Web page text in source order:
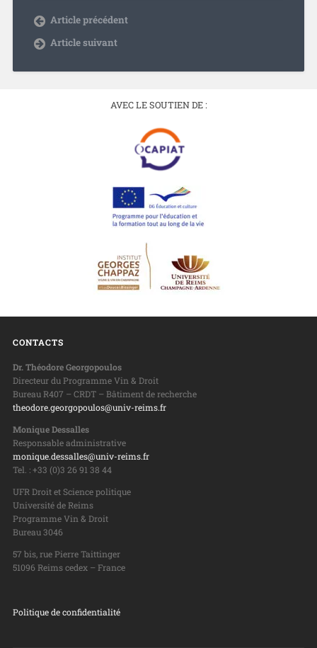
Article précédent
Article suivant
AVEC LE SOUTIEN DE :
CONTACTS
Dr. Théodore Georgopoulos
Directeur du Programme Vin & Droit
Bureau R407 – CRDT – Bâtiment de recherche
theodore.georgopoulos@univ-reims.fr
Monique Dessalles
Responsable administrative
monique.dessalles@univ-reims.fr
Tel. : +33 (0)3 26 91 38 44
UFR Droit et Science politique
Université de Reims
Programme Vin & Droit
Bureau 3046
57 bis, rue Pierre Taittinger
51096 Reims cedex – France
Politique de confidentialité